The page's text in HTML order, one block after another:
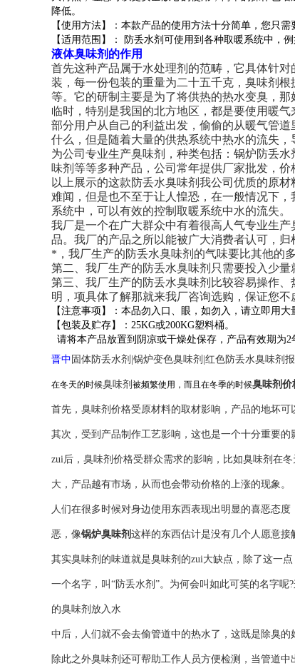
降低。
【使用方法】：本款产品的使用方法十分简单，您只
【适用范围】： 防丢水剂可使用到各种取暖系统中，
液体臭味剂的作用
首先这种产品属于水处理剂的范畴，它具体针
装，每一份包装的重量为二十五千克，臭味剂
等。它的研制主要是为了将供热的热水变臭，
临时，特别是我国的北方地区，都是要使用暖
部分用户从自己的利益出发，偷偷的从暖气管
什么，但是随着大量的供热系统中热水的流失，
为公司专业生产臭味剂，种类包括：锅炉防丢
味剂等等多种产品，公司常年提供厂家批发，
以上展示的这款防丢水臭味剂我公司优质的原
难闻，但是也不至于让人惶恐，在一般情况下
系统中，可以有效的控制取暖系统中水的流失。
我厂是一个在广大群众中有着很高人气专业生
品。我厂的产品之所以能被广大消费者认可，归
*，我厂生产的防丢水臭味剂的气味要比其他的多
第二、我厂生产的防丢水臭味剂只需要投入少量
第三、我厂生产的防丢水臭味剂比较容易操作
明，项具体了解那就来我厂咨询选购，保证您不
【注意事项】：本品勿入口、眼，如勿入，请立即用大
【包装及贮存】：25KG或200KG塑料桶。
请将本产品放置到阴凉或干燥处保存，产品有效期为2
晋中 固体防丢水剂|锅炉变色臭味剂|红色防丢水臭味剂
在冬天的时候臭味剂 被频繁使用，而且在冬季的时候臭味剂价
首先，臭味剂价格受原材料的取材影响，产品的地坏可
其次，受到产品制作工艺影响，这也是一个十分重要
zui后，臭味剂价格受群众需求的影响，比如臭味剂在
大，产品越有市场，从而也会带动价格的上涨的现象。
人们在很多时候对身边使用东西表现出明显的喜恶态
恶，像锅炉臭味剂 这样的东西估计是没有几个人愿意接
其实臭味剂的味道就是臭味剂的zui大缺点，除了这一
一个名字，叫“防丢水剂”。为何会叫如此可笑的名字
的臭味剂放入水
中后，人们就不会去偷管道中的热水了，这既是除臭的
除此之外臭味剂还可帮助工作人员方便检测，当管道